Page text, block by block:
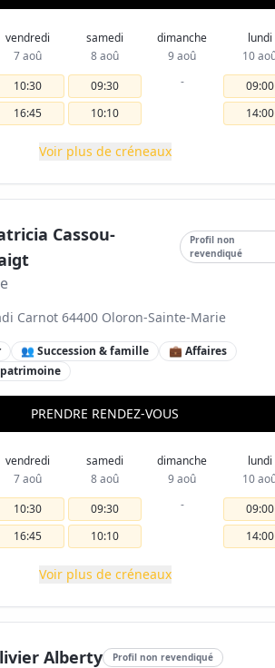
vendredi
7 aoû
10:30
16:45
samedi
8 aoû
09:30
10:10
dimanche
9 aoû
-
lundi
10
09:00
14:00
Voir plus de créneaux
Cassou-
Profil non
revendiqué
Carnot 64400 Oloron-Sainte-Marie
👥 Succession & famille
💼 Affaires
PRENDRE RENDEZ-VOUS
vendredi
7 aoû
10:30
16:45
samedi
8 aoû
09:30
10:10
dimanche
9 aoû
-
lundi
10
09:00
14:00
Voir plus de créneaux
Alberty Profil non revendiqué